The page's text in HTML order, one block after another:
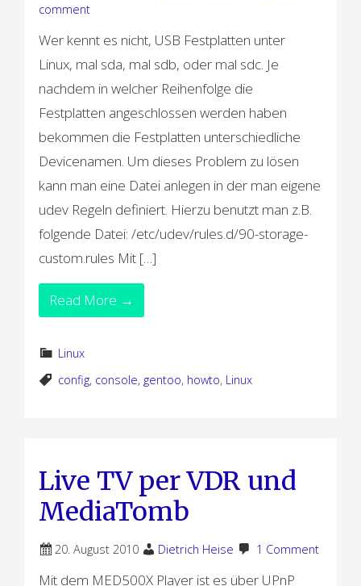
comment
Wer kennt es nicht, USB Festplatten unter
Linux, mal sda, mal sdb, oder mal sdc. Je
nachdem in welcher Reihenfolge die
Festplatten angeschlossen werden haben
bekommen die Festplatten unterschiedliche
Devicenamen. Um dieses Problem zu lösen
kann man eine Datei anlegen in der man eigene
udev Regeln definiert. Hierzu benutzt man z.B.
folgende Datei: /etc/udev/rules.d/90-storage-
custom.rules Mit […]
Read More →
Linux
config, console, gentoo, howto, Linux
Live TV per VDR und
MediaTomb
20. August 2010 Dietrich Heise 1 Comment
Mit dem MED500X Player ist es über UPnP